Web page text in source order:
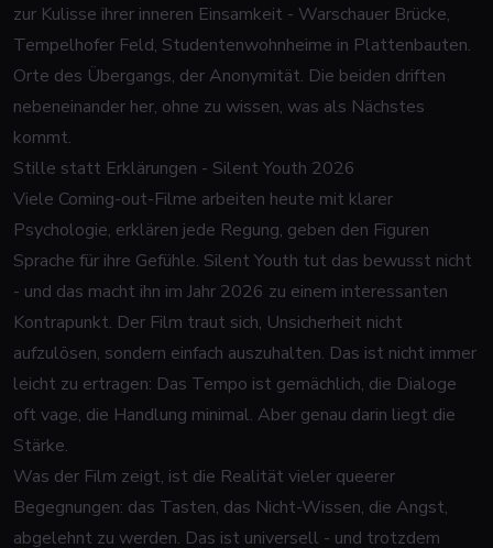
zur Kulisse ihrer inneren Einsamkeit - Warschauer Brücke,
Tempelhofer Feld, Studentenwohnheime in Plattenbauten.
Orte des Übergangs, der Anonymität. Die beiden driften
nebeneinander her, ohne zu wissen, was als Nächstes
kommt.
Stille statt Erklärungen - Silent Youth 2026
Viele Coming-out-Filme arbeiten heute mit klarer
Psychologie, erklären jede Regung, geben den Figuren
Sprache für ihre Gefühle. Silent Youth tut das bewusst nicht
- und das macht ihn im Jahr 2026 zu einem interessanten
Kontrapunkt. Der Film traut sich, Unsicherheit nicht
aufzulösen, sondern einfach auszuhalten. Das ist nicht immer
leicht zu ertragen: Das Tempo ist gemächlich, die Dialoge
oft vage, die Handlung minimal. Aber genau darin liegt die
Stärke.
Was der Film zeigt, ist die Realität vieler queerer
Begegnungen: das Tasten, das Nicht-Wissen, die Angst,
abgelehnt zu werden. Das ist universell - und trotzdem